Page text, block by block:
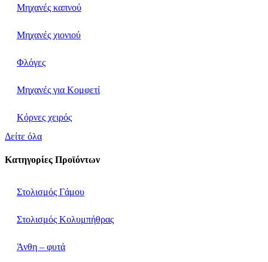
Μηχανές καπνού
Μηχανές χιονιού
Φλόγες
Μηχανές για Κομφετί
Κόρνες χειρός
Δείτε όλα
Κατηγορίες Προϊόντων
Στολισμός Γάμου
Στολισμός Κολυμπήθρας
Άνθη – φυτά